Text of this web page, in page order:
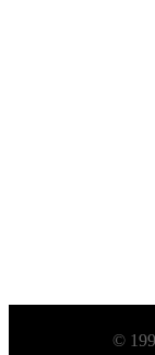
Alatunniste
©